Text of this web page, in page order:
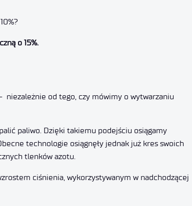
o 15%.
niezależnie od tego, czy mówimy o wytwarzaniu
paliwo. Dzięki takiemu podejściu osiągamy
technologie osiągnęły jednak już kres swoich
tlenków azotu.
ciśnienia, wykorzystywanym w nadchodzącej